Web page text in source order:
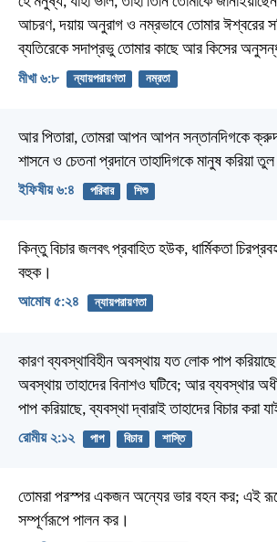
আচরণ, দয়ায় অনুরাগ ও নম্রভাবে তোমার ঈশ্বরের
ব্যতিরেকে সদাপ্রভু তোমার কাছে আর কিসের
মীখা ৬:৮ ন্যায়পরায়ণতা নম্রতা
আর পিতারা, তোমরা আপন আপন সন্তানদিগকে
শাসনে ও চেতনা প্রদানে তাহাদিগকে মানুষ করিয়া
ইফিষীয় ৬:৪ পরিবার শিশু
কিন্তু বিচার জলবৎ প্রবাহিত হউক, ধার্মিকতা
বহুক।
আমোষ ৫:২৪ ন্যায়পরায়ণতা
কারণ ব্যবস্থাবিহীন অবস্থায় যত লোক পাপ
অবস্থায় তাহাদের বিনাশও ঘটিবে; আর ব্যবস্থার
পাপ করিয়াছে, ব্যবস্থা দ্বারাই তাহাদের বিচার করা
রোমীয় ২:১২ পাপ বিচার শাস্তি
তোমরা পরস্পর একজন অন্যের ভার বহন কর; এই রূপে
সম্পূর্ণরূপে পালন কর।